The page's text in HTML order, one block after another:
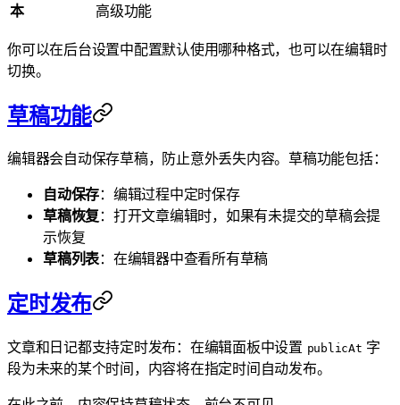
本
高级功能
你可以在后台设置中配置默认使用哪种格式，也可以在编辑时
切换。
草稿功能
编辑器会自动保存草稿，防止意外丢失内容。草稿功能包括：
自动保存：编辑过程中定时保存
草稿恢复 ：打开文章编辑时，如果有未提交的草稿会提
示恢复
草稿列表：在编辑器中查看所有草稿
定时发布
文章和日记都支持定时发布：在编辑面板中设置 publicAt 字
段为未来的某个时间，内容将在指定时间自动发布。